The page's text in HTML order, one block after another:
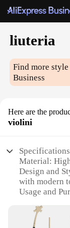
liuteria
Find more
Business
Here are the
violini
Material:
Design and
with modern
Usage and
Performance
durability